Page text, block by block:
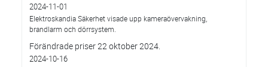
2024-11-01
Elektroskandia Säkerhet visade upp kameraövervakning,
brandlarm och dörrsystem.
Förändrade priser 22 oktober 2024.
2024-10-16